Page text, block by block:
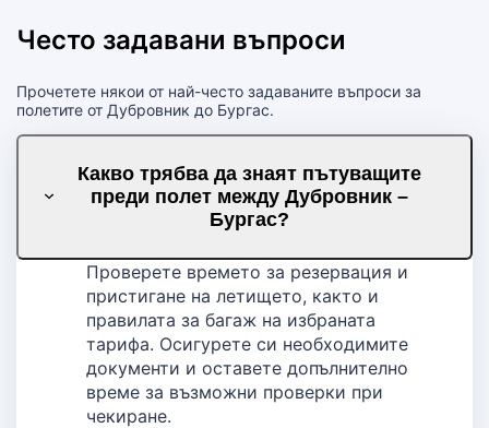
Често задавани въпроси
Прочетете някои от най-често задаваните въпроси за
полетите от Дубровник до Бургас.
Какво трябва да знаят пътуващите
преди полет между Дубровник –
Бургас?
Проверете времето за резервация и
пристигане на летището, както и
правилата за багаж на избраната
тарифа. Осигурете си необходимите
документи и оставете допълнително
време за възможни проверки при
чекиране.